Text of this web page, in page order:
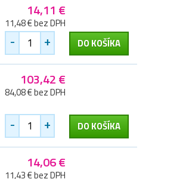
14,11 €
11,48 € bez DPH
- + DO KOŠÍKA
103,42 €
84,08 € bez DPH
- + DO KOŠÍKA
14,06 €
11,43 € bez DPH